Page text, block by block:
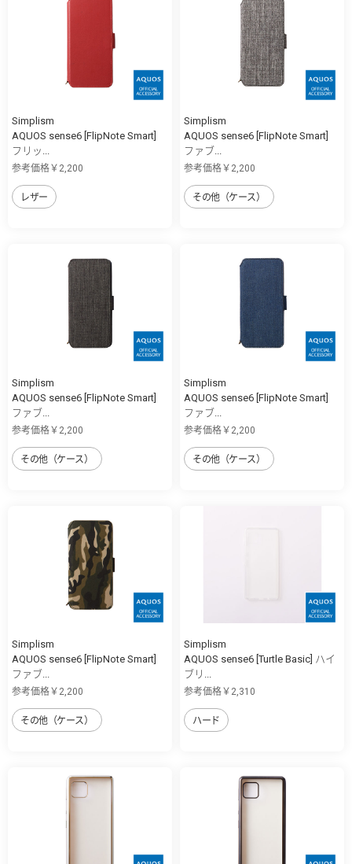
Simplism
AQUOS sense6 [FlipNote Smart]
フリッ...
参考価格￥2,200
レザー
Simplism
AQUOS sense6 [FlipNote Smart]
ファブ...
参考価格￥2,200
その他（ケース）
Simplism
AQUOS sense6 [FlipNote Smart]
ファブ...
参考価格￥2,200
その他（ケース）
Simplism
AQUOS sense6 [FlipNote Smart]
ファブ...
参考価格￥2,200
その他（ケース）
Simplism
AQUOS sense6 [FlipNote Smart]
ファブ...
参考価格￥2,200
その他（ケース）
Simplism
AQUOS sense6 [Turtle Basic] ハイ
ブリ...
参考価格￥2,310
ハード